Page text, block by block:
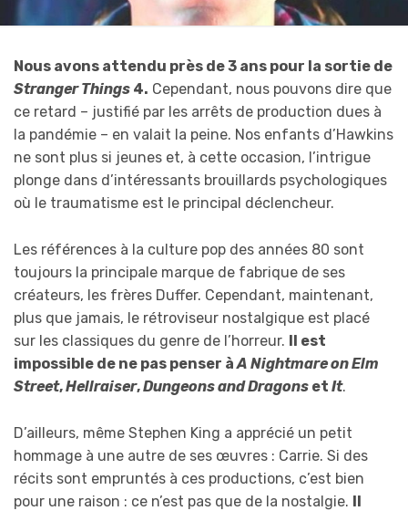
Nous avons attendu près de 3 ans pour la sortie de
Stranger Things 4. Cependant, nous pouvons dire que
ce retard – justifié par les arrêts de production dues à
la pandémie – en valait la peine. Nos enfants d’Hawkins
ne sont plus si jeunes et, à cette occasion, l’intrigue
plonge dans d’intéressants brouillards psychologiques
où le traumatisme est le principal déclencheur.
Les références à la culture pop des années 80 sont
toujours la principale marque de fabrique de ses
créateurs, les frères Duffer. Cependant, maintenant,
plus que jamais, le rétroviseur nostalgique est placé
sur les classiques du genre de l’horreur. Il est
impossible de ne pas penser àA Nightmare on Elm
Street,Hellraiser,Dungeons and Dragons et It.
D’ailleurs, même Stephen King a apprécié un petit
hommage à une autre de ses œuvres : Carrie. Si des
récits sont empruntés à ces productions, c’est bien
pour une raison : ce n’est pas que de la nostalgie. Il